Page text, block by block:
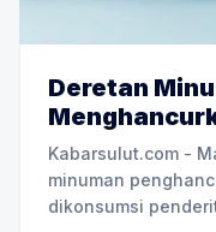
Deretan
Kabarsulut.com -
minuman
dikonsumsi penderitanya? Perlu